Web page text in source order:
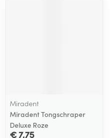
Miradent
Miradent Tongschraper
Deluxe Roze
€ 7,75